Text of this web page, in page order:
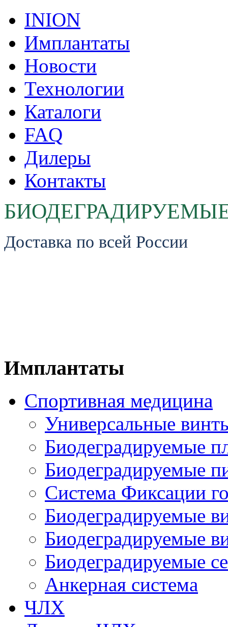
INION
Имплантаты
Новости
Технологии
Каталоги
FAQ
Дилеры
Контакты
Доставка по всей России
Имплантаты
Спортивная медицина
Универсальные
Биодеградируемые
Биодеградируемые
Система Фиксации
Биодеградируемые
Биодеградируемые
Биодеградируемые
Анкерная система
ЧЛХ